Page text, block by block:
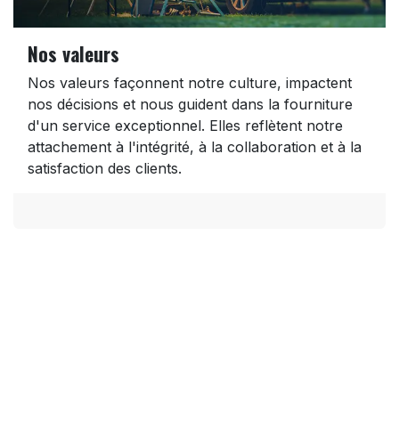
Nos valeurs
Nos valeurs façonnent notre culture, impactent
nos décisions et nous guident dans la fourniture
d'un service exceptionnel. Elles reflètent notre
attachement à l'intégrité, à la collaboration et à la
satisfaction des clients.